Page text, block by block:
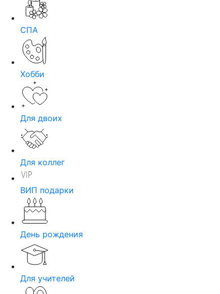
СПА
Хобби
Для двоих
Для коллег
ВИП подарки
День рождения
Для учителей